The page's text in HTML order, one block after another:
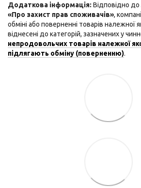
Додаткова інформація: Відповідно до
«Про захист прав споживачів»,
обміні або поверненні товарів належної
віднесені до категорій, зазначених у
непродовольчих товарів належної
підлягають обміну (поверненню).